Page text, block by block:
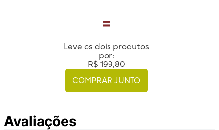
=
Leve os dois produtos
por:
R$ 199,80
COMPRAR JUNTO
Avaliações